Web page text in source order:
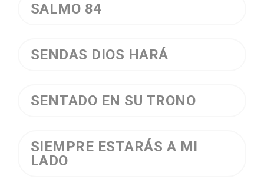
SALMO 84
SENDAS DIOS HARÁ
SENTADO EN SU TRONO
SIEMPRE ESTARÁS A MI
LADO